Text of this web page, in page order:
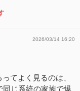
2026/03/14 16:20
てよく見るのは、
じ系統の家族で爆